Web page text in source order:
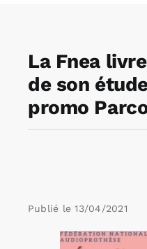
Agenda
Kiosque
Annonces emploi
La Fnea
de son
promo
Publié le 13/04/2021